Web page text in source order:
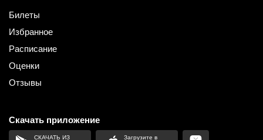
Билеты
Избранное
Расписание
Оценки
Отзывы
Скачать приложение